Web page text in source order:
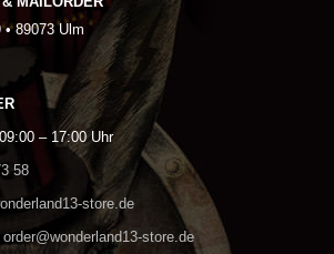
89073 Ulm
– 17:00 Uhr
58
store.de
order@wonderland13-store.de